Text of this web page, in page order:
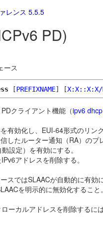
レンス 5.5.5
PD)
ース
[PREFIXNAME] [X:X::X:X/
クライアント機能（ipv6
有効化し、EUI-64形式のリン
したルーター通知（RA）の
設定）を有効にする。
アドレスを削除する。
スではSLAACが自動的に有
を明示的に無効化すること
ーカルアドレスを削除するに